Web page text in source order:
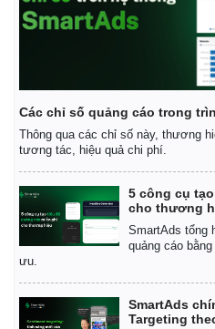
Các chỉ số quảng cáo trong
Thông qua các chỉ số này, thương
tương tác, hiệu quả chi phí.
5 công cụ
cho thương
SmartAds tổng
quảng cáo
ưu.
SmartAds
Targeting